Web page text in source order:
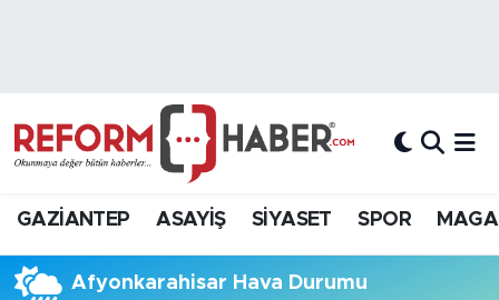
GAZİANTEP ASAYİŞ SİYASET SPOR
Afyonkarahisar Hava Durumu
Hava Durumu
Süper Lig Puan Durumu ve Fikstür